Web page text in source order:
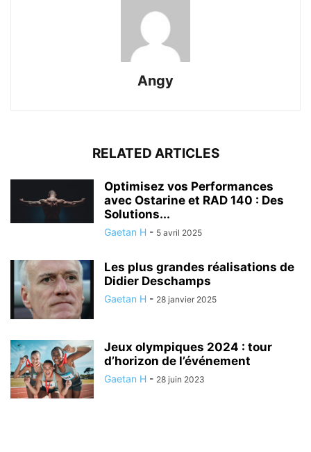
Angy
RELATED ARTICLES
Optimisez vos Performances
avec Ostarine et RAD 140 : Des
Solutions...
Gaetan H - 5 avril 2025
Les plus grandes réalisations de
Didier Deschamps
Gaetan H - 28 janvier 2025
Jeux olympiques 2024 : tour
d’horizon de l’événement
Gaetan H - 28 juin 2023